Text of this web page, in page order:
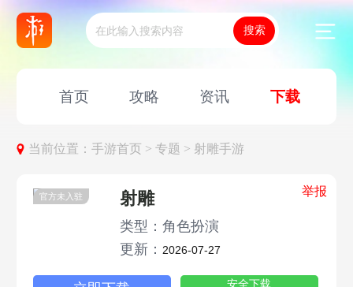
首页 攻略 资讯 下载
当前位置：手游首页 >专题 > 射雕手游
官方未入驻 举报
射雕
类型：角色扮演
更新： 2026-07-27
安全下载